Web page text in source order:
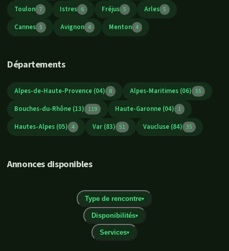
Toulon 7 Istres 6 Fréjus 5 Arles 5
Cannes 5 Avignon 4 Menton 4
Départements
Alpes-de-Haute-Provence (04) 8 Alpes-Maritimes (06) 55
Bouches-du-Rhône (13) 119 Haute-Garonne (04) 1
Hautes-Alpes (05) 4 Var (83) 51 Vaucluse (84) 35
Annonces disponibles
Type de rencontre▾
Disponibilités▾
Services▾